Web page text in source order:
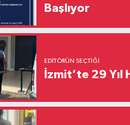
Başlıyor
EDITÖRÜN SEÇTIĞI
İzmit’te 29 Yıl